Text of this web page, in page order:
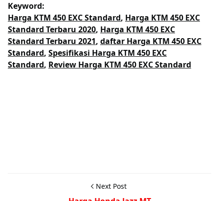
Keyword:
Harga KTM 450 EXC Standard, Harga KTM 450 EXC
Standard Terbaru 2020, Harga KTM 450 EXC
Standard Terbaru 2021, daftar Harga KTM 450 EXC
Standard, Spesifikasi Harga KTM 450 EXC
Standard, Review Harga KTM 450 EXC Standard
Next Post